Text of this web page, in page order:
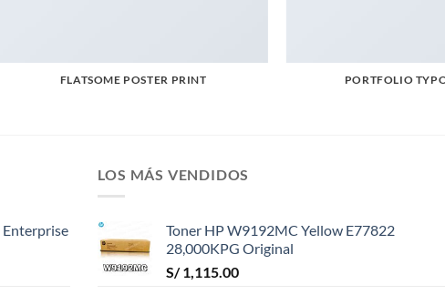
FLATSOME POSTER PRINT PORTFOLIO
Enterprise
LOS MÁS VENDIDOS
Toner HP W9192MC Yellow E77822
28,000KPG Original
S/1,115.00